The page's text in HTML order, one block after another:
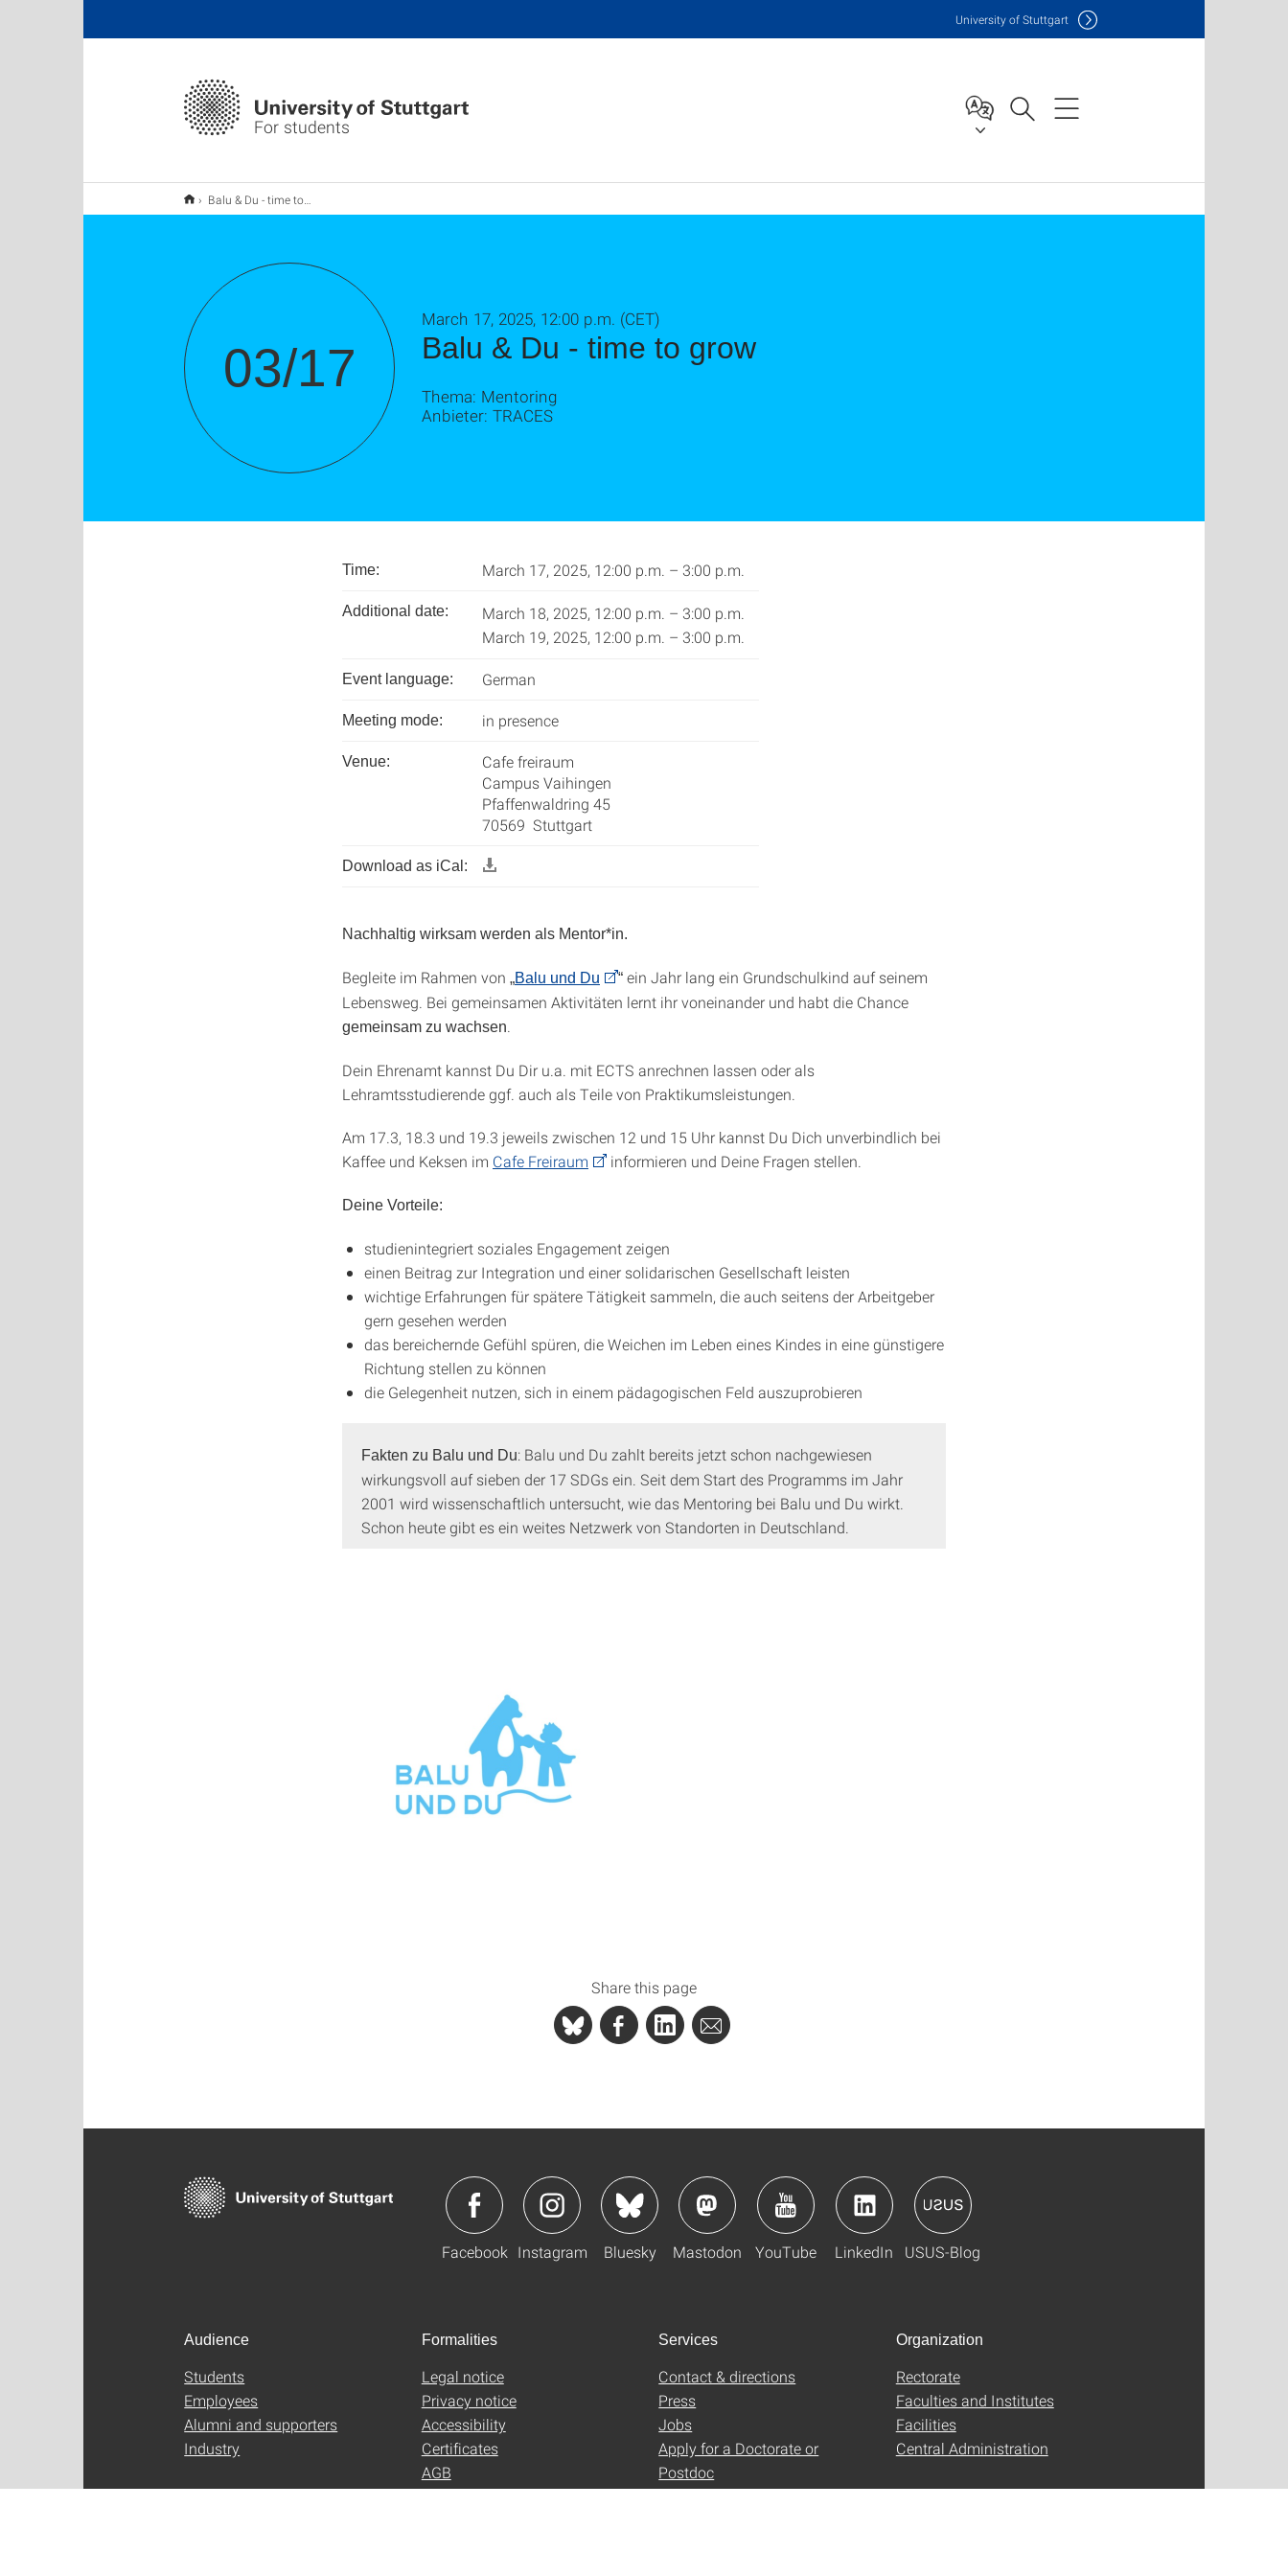
For students
University of Stuttgart
Balu & Du - time to grow
03/17 Balu & Du - time to grow
March 17, 2025, 12:00 p.m. (CET)
Thema: Mentoring
Anbieter: TRACES
Time: March 17, 2025, 12:00 p.m. – 3:00 p.m.
Additional date:
March 18, 2025, 12:00 p.m. – 3:00 p.m.
March 19, 2025, 12:00 p.m. – 3:00 p.m.
Event language: German
Meeting mode: in presence
Venue:
Cafe freiraum
Campus Vaihingen
Pfaffenwaldring 45
70569 Stuttgart
Download as iCal:
Nachhaltig wirksam werden als Mentor*in.
Begleite im Rahmen von „Balu und Du “ ein Jahr lang ein Grundschulkind auf seinem
Lebensweg. Bei gemeinsamen Aktivitäten lernt ihr voneinander und habt die Chance
gemeinsam zu wachsen
Dein Ehrenamt kannst Du Dir u.a. mit ECTS anrechnen lassen oder als
Lehramtsstudierende ggf. auch als Teile von Praktikumsleistungen.
Am 17.3, 18.3 und 19.3 jeweils zwischen 12 und 15 Uhr kannst Du Dich unverbindlich bei
Kaffee und Keksen im Cafe Freiraum informieren und Deine Fragen stellen.
Deine Vorteile:
studienintegriert soziales Engagement zeigen
einen Beitrag zur Integration und einer solidarischen Gesellschaft leisten
wichtige Erfahrungen für spätere Tätigkeit sammeln, die auch seitens der Arbeitgeber
gern gesehen werden
das bereichernde Gefühl spüren, die Weichen im Leben eines Kindes in eine günstigere
Richtung stellen zu können
die Gelegenheit nutzen, sich in einem pädagogischen Feld auszuprobieren
Fakten zu Balu und Du: Balu und Du zahlt bereits jetzt schon nachgewiesen
wirkungsvoll auf sieben der 17 SDGs ein. Seit dem Start des Programms im Jahr
2001 wird wissenschaftlich untersucht, wie das Mentoring bei Balu und Du wirkt.
Schon heute gibt es ein weites Netzwerk von Standorten in Deutschland.
Share this page
Facebook Instagram Bluesky Mastodon YouTube LinkedIn USUS-Blog
Audience
Students
Employees
Alumni and supporters
Industry
Formalities
Legal notice
Privacy notice
Accessibility
Certificates
AGB
Services
Contact & directions
Press
Jobs
Apply for a Doctorate or
Postdoc
Organization
Rectorate
Faculties and Institutes
Facilities
Central Administration